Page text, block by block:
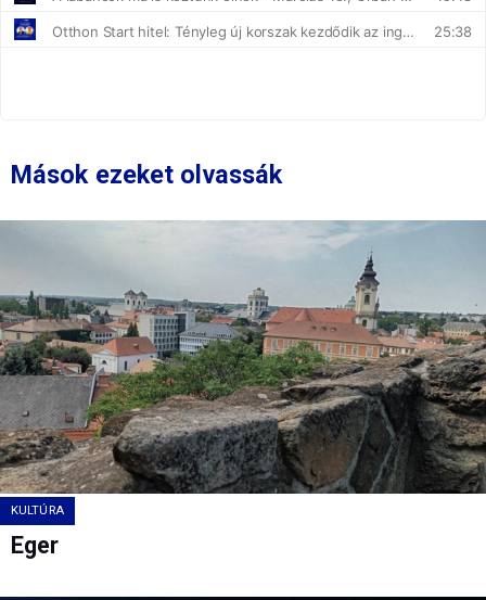
Mások ezeket olvassák
KULTÚRA
Eger